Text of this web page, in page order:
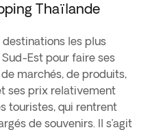
Thaïlande
destinations les plus
Sud-Est pour faire ses
marchés, de produits,
ses prix relativement
touristes, qui rentrent
de souvenirs. Il s’agit